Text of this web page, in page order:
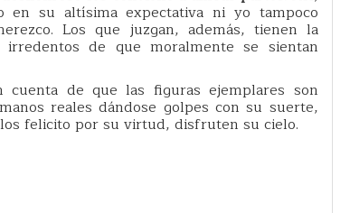
en su altísima expectativa ni yo tampoco
Los que juzgan, además, tienen la
de que moralmente se sientan
de que las figuras ejemplares son
reales dándose golpes con su suerte,
felicito por su virtud, disfruten su cielo.